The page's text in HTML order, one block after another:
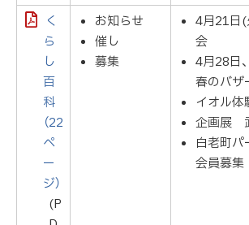
く
ら
し
百
科
（22
ペ
ー
ジ）
(P
お知らせ
催し
募集
4月21日
会
4月28日
春のバザ
イオル
企画展
白老町
会員募集